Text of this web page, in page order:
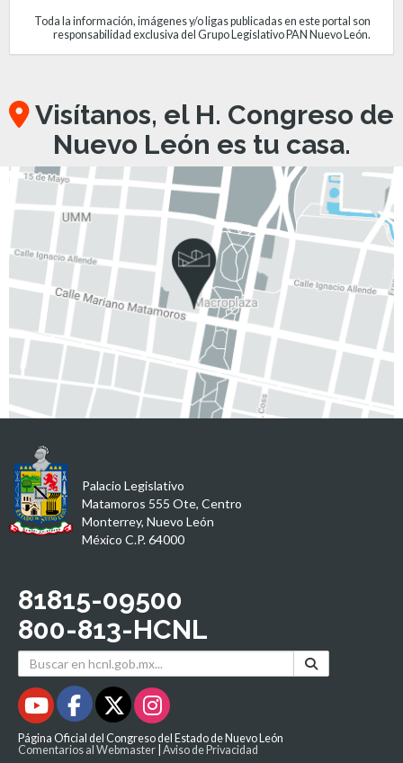
Toda la información, imágenes y/o ligas publicadas en este portal son
responsabilidad exclusiva del Grupo Legislativo PAN Nuevo León.
Visítanos, el H. Congreso de
Nuevo León es tu casa.
Palacio Legislativo
Matamoros 555 Ote, Centro
Monterrey, Nuevo León
México C.P. 64000
81815-09500
800-813-HCNL
Página Oficial del Congreso del Estado de Nuevo León
Comentarios al Webmaster Aviso de Privacidad